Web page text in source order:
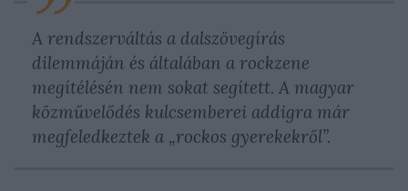
A rendszerváltás a dalszövegírás
dilemmáján és általában a rockzene
megítélésén nem sokat segített. A magyar
közművelődés kulcsemberei addigra már
megfeledkeztek a „rockos gyerekekről”.